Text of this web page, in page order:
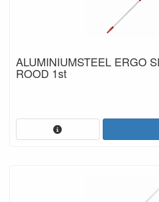
ALUMINIUMSTEEL ERGO
ROOD 1st